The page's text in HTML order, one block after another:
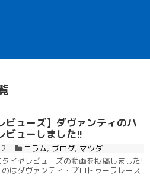
ビューズ】ダヴァンティのハ
ビューしました!!
コラム, ブログ, マツダ
イヤレビューズの動画を投稿しました!
はダヴァンティ・プロトゥーラレース